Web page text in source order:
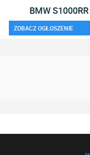
BMW S1000RR
ZOBACZ OGŁOSZENIE